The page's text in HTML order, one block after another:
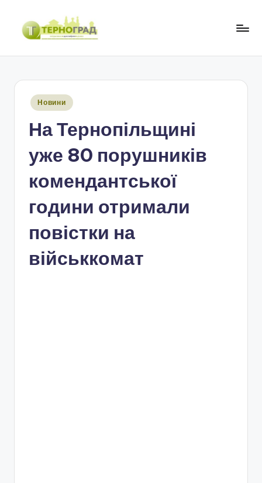
Перейти
Опубліковано
Новини
На Тернопільщині
уже 80 порушників
комендантської
години отримали
повістки на
військкомат